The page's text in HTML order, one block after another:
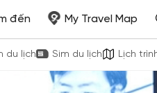
đến My Travel Map
du lịch Sim du lịch Lịch